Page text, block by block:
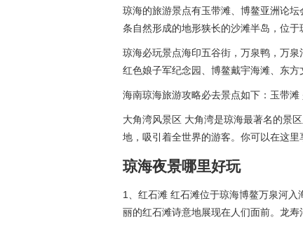
琼海的旅游景点有玉带滩、博鳌亚洲论
条自然形成的地形狭长的沙滩半岛，位
琼海必玩景点海印五谷街，万泉鸭，万
红色娘子军纪念园、博鳌戴宇海滩、东
海南琼海旅游攻略必去景点如下：玉带
大角湾风景区 大角湾是琼海最著名的景
地，吸引着全世界的游客。你可以在这里
琼海夜景哪里好玩
1、红石滩 红石滩位于琼海博鳌万泉河
丽的红石滩诗意地展现在人们面前。龙寿